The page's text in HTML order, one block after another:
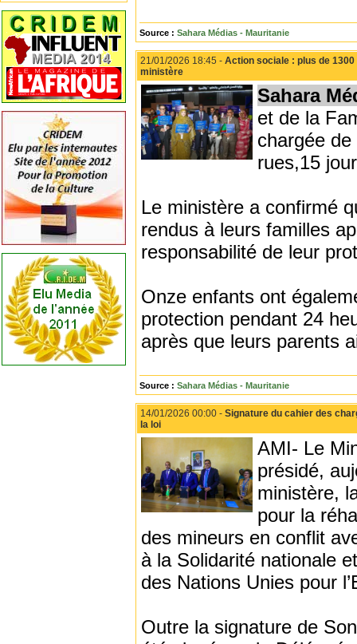
Source : Sahara Médias - Mauritanie
21/01/2026 18:45 - Action sociale : plus de
ministère
Sahara
et de la
chargée
rues,15
Le ministère a confirmé
rendus à leurs familles
responsabilité de leur
Onze enfants ont
protection pendant 24
après que leurs parents
Source : Sahara Médias - Mauritanie
14/01/2026 00:00 - Signature du cahier des
la loi
AMI- Le
présidé,
ministère,
pour la
des mineurs en conflit
à la Solidarité nationale
des Nations Unies pour
Outre la signature de